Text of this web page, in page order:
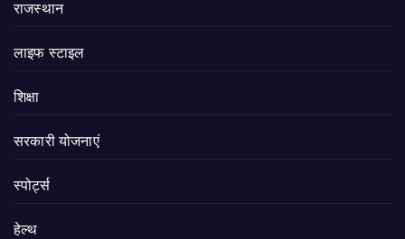
राजस्थान
लाइफ स्टाइल
शिक्षा
सरकारी योजनाएं
स्पोर्ट्स
हेल्थ